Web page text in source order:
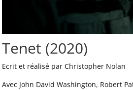
Tenet (2020)
Ecrit et réalisé par Christopher Nolan
Avec John David Washington, Robert